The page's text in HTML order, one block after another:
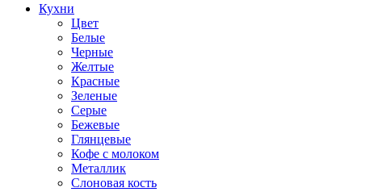
Кухни
Цвет
Белые
Черные
Желтые
Красные
Зеленые
Серые
Бежевые
Глянцевые
Кофе с молоком
Металлик
Слоновая кость